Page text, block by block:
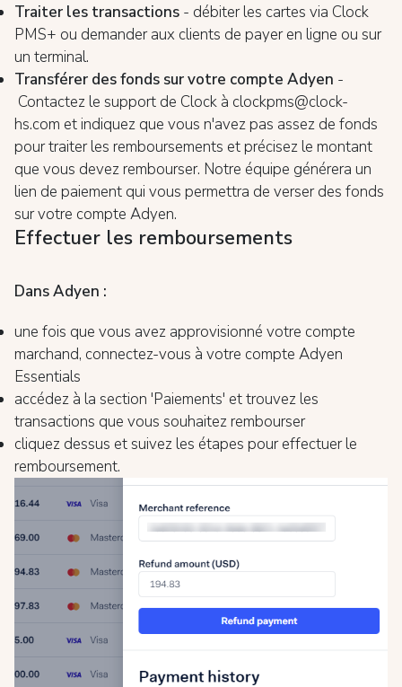
Traiter les transactions - débiter les cartes via Clock
PMS+ ou demander aux clients de payer en ligne ou sur
un terminal.
Transférer des fonds sur votre compte Adyen -
Contactez le support de Clock à clockpms@clock-
hs.com et indiquez que vous n'avez pas assez de fonds
pour traiter les remboursements et précisez le montant
que vous devez rembourser. Notre équipe générera un
lien de paiement qui vous permettra de verser des fonds
sur votre compte Adyen.
Effectuer les remboursements
Dans Adyen :
une fois que vous avez approvisionné votre compte
marchand, connectez-vous à votre compte Adyen
Essentials
accédez à la section 'Paiements' et trouvez les
transactions que vous souhaitez rembourser
cliquez dessus et suivez les étapes pour effectuer le
remboursement.